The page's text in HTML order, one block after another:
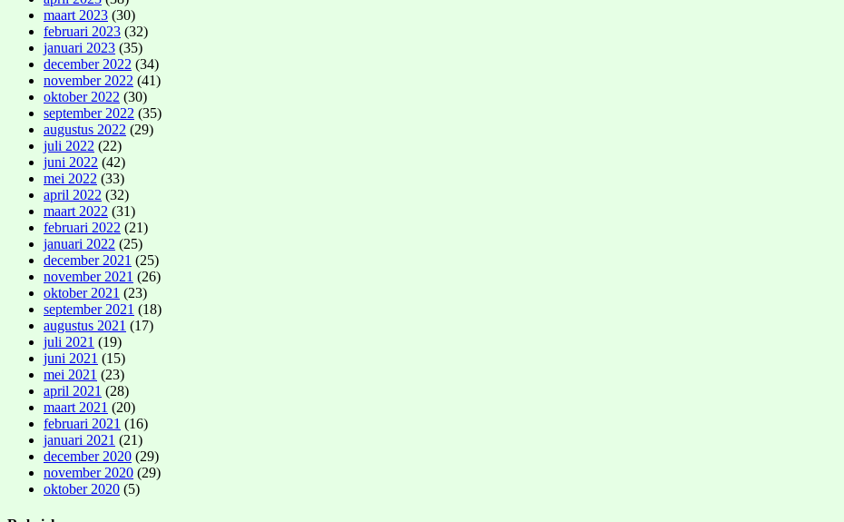
maart 2023 (30)
februari 2023 (32)
januari 2023 (35)
december 2022 (34)
november 2022 (41)
oktober 2022 (30)
september 2022 (35)
augustus 2022 (29)
juli 2022 (22)
juni 2022 (42)
mei 2022 (33)
april 2022 (32)
maart 2022 (31)
februari 2022 (21)
januari 2022 (25)
december 2021 (25)
november 2021 (26)
oktober 2021 (23)
september 2021 (18)
augustus 2021 (17)
juli 2021 (19)
juni 2021 (15)
mei 2021 (23)
april 2021 (28)
maart 2021 (20)
februari 2021 (16)
januari 2021 (21)
december 2020 (29)
november 2020 (29)
oktober 2020 (5)